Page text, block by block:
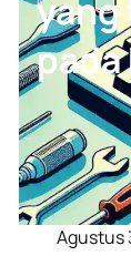
pada
Agustus